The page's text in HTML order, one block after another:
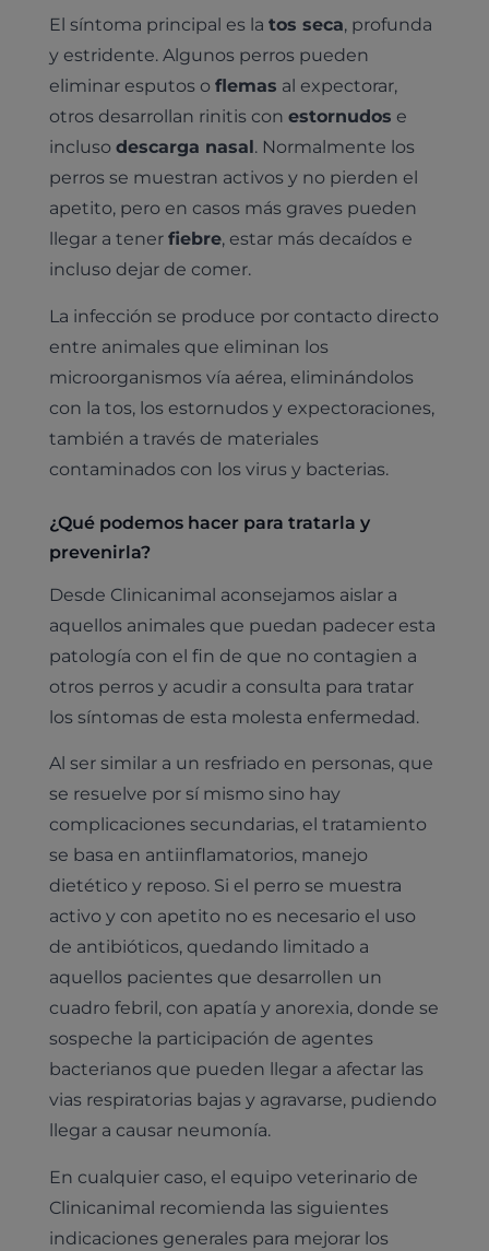
El síntoma principal es la tos seca, profunda
y estridente. Algunos perros pueden
eliminar esputos o flemas al expectorar,
otros desarrollan rinitis con estornudos e
incluso descarga nasal. Normalmente los
perros se muestran activos y no pierden el
apetito, pero en casos más graves pueden
llegar a tener fiebre, estar más decaídos e
incluso dejar de comer.
La infección se produce por contacto directo
entre animales que eliminan los
microorganismos vía aérea, eliminándolos
con la tos, los estornudos y expectoraciones,
también a través de materiales
contaminados con los virus y bacterias.
¿Qué podemos hacer para tratarla y
prevenirla?
Desde Clinicanimal aconsejamos aislar a
aquellos animales que puedan padecer esta
patología con el fin de que no contagien a
otros perros y acudir a consulta para tratar
los síntomas de esta molesta enfermedad.
Al ser similar a un resfriado en personas, que
se resuelve por sí mismo sino hay
complicaciones secundarias, el tratamiento
se basa en antiinflamatorios, manejo
dietético y reposo. Si el perro se muestra
activo y con apetito no es necesario el uso
de antibióticos, quedando limitado a
aquellos pacientes que desarrollen un
cuadro febril, con apatía y anorexia, donde se
sospeche la participación de agentes
bacterianos que pueden llegar a afectar las
vias respiratorias bajas y agravarse, pudiendo
llegar a causar neumonía.
En cualquier caso, el equipo veterinario de
Clinicanimal recomienda las siguientes
indicaciones generales para mejorar los